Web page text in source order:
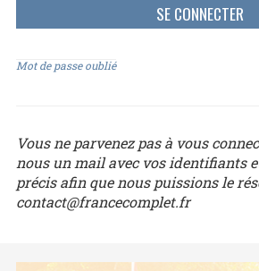
Mot de passe oublié
Vous ne parvenez pas à vous
nous un mail avec vos identifiants
précis afin que nous puissions le
contact@francecomplet.fr